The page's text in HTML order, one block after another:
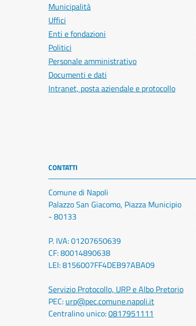
Municipalità
Uffici
Enti e fondazioni
Politici
Personale amministrativo
Documenti e dati
Intranet, posta aziendale e protocollo
CONTATTI
Comune di Napoli
Palazzo San Giacomo, Piazza Municipio
- 80133
P. IVA: 01207650639
CF: 80014890638
LEI: 8156007FF4DEB97ABA09
Servizio Protocollo, URP e Albo Pretorio
PEC: urp@pec.comune.napoli.it
Centralino unico:0817951111